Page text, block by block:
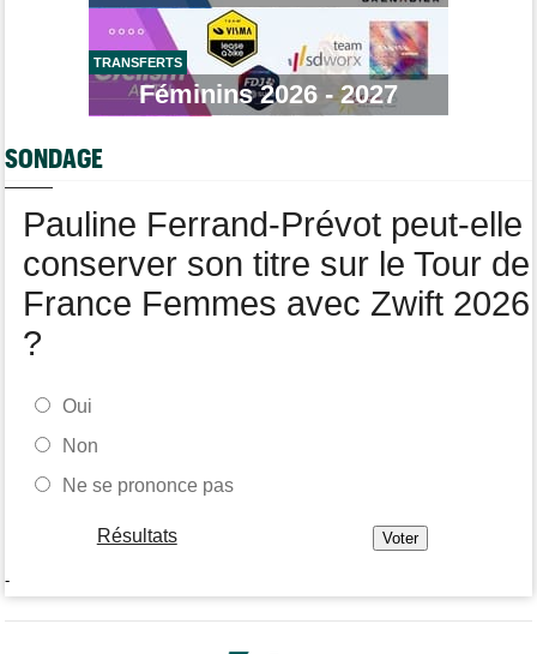
Tour de France Femmes
La startlist complète du Tour Femmes... déjà 16 abandons
Tour du Portugal
La surprise Francisco Campos remporte la 1ère étape
Tour de Pologne
TRANSFERTS
Féminins 2026 - 2027
SONDAGE
Pauline Ferrand-Prévot peut-elle
conserver son titre sur le Tour de
France Femmes avec Zwift 2026
?
Oui
Non
Ne se prononce pas
Résultats
-